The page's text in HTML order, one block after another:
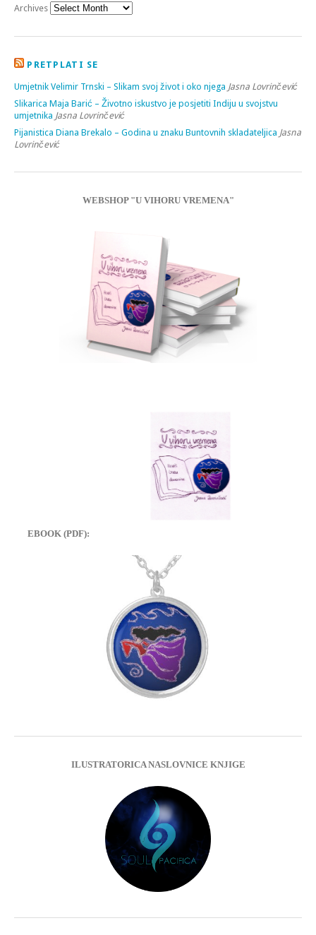
Archives
PRETPLATI SE
Umjetnik Velimir Trnski – Slikam svoj život i oko njega Jasna Lovrinčević
Slikarica Maja Barić – Životno iskustvo je posjetiti Indiju u svojstvu
umjetnika Jasna Lovrinčević
Pijanistica Diana Brekalo – Godina u znaku Buntovnih skladateljica Jasna
Lovrinčević
WEBSHOP "U VIHORU VREMENA"
EBOOK (PDF):
ILUSTRATORICA NASLOVNICE KNJIGE